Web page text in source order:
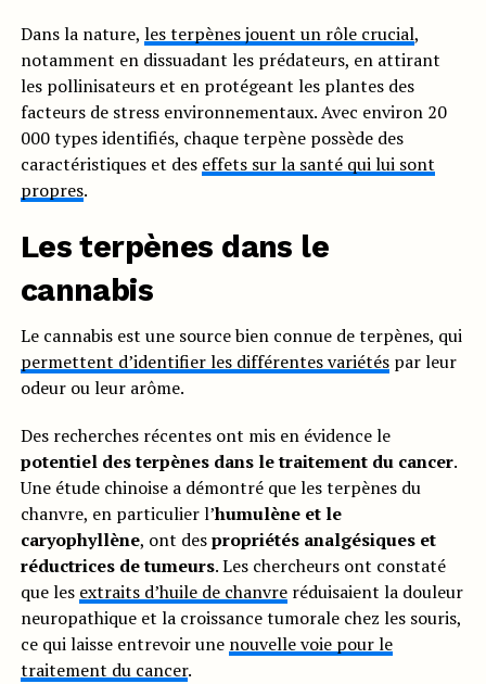
Dans la nature, les terpènes jouent un rôle crucial,
notamment en dissuadant les prédateurs, en attirant
les pollinisateurs et en protégeant les plantes des
facteurs de stress environnementaux. Avec environ 20
000 types identifiés, chaque terpène possède des
caractéristiques et des effets sur la santé qui lui sont
propres.
Les terpènes dans le
cannabis
Le cannabis est une source bien connue de terpènes, qui
permettent d’identifier les différentes variétéspar leur
odeur ou leur arôme.
Des recherches récentes ont mis en évidence le
potentiel des terpènes dans le traitement du cancer.
Une étude chinoise a démontré que les terpènes du
chanvre, en particulier l’humulène et le
caryophyllène, ont despropriétés analgésiques et
réductrices de tumeurs. Les chercheurs ont constaté
que les extraits d’huile de chanvreréduisaient la douleur
neuropathique et la croissance tumorale chez les souris,
ce qui laisse entrevoir une nouvelle voie pour le
traitement du cancer.